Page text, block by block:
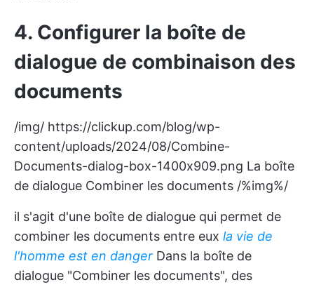
4. Configurer la boîte de
dialogue de combinaison des
documents
/img/ https://clickup.com/blog/wp-
content/uploads/2024/08/Combine-
Documents-dialog-box-1400x909.png La boîte
de dialogue Combiner les documents /%img%/
il s'agit d'une boîte de dialogue qui permet de
combiner les documents entre eux la vie de
l'homme est en danger Dans la boîte de
dialogue "Combiner les documents", des